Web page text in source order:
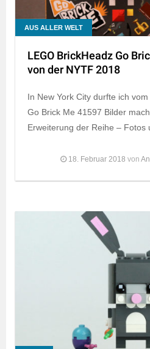
AUS ALLER WELT
LEGO BrickHeadz Go
von der NYTF 2018
In New York City durfte ich
Go Brick Me 41597 Bilder
Erweiterung der Reihe – Fotos
18. Februar 2018 von